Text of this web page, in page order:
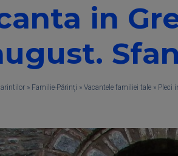
in
» Familie-Părinţi » Vacantele familiei tale» Pleci